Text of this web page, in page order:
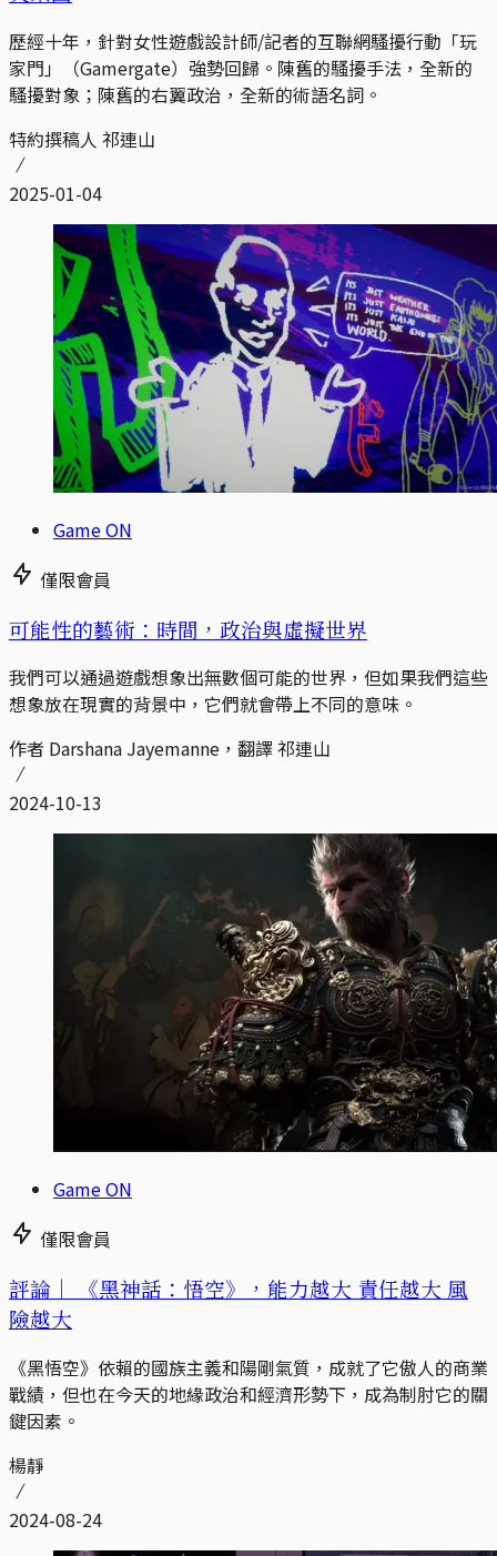
歷經十年，針對女性遊戲設計師/記者的互聯網騷擾行動「玩
家門」（Gamergate）強勢回歸。陳舊的騷擾手法，全新的
騷擾對象；陳舊的右翼政治，全新的術語名詞。
特約撰稿人 祁連山
2025-01-04
Game ON
僅限會員
可能性的藝術：時間，政治與虛擬世界
我們可以通過遊戲想象出無數個可能的世界，但如果我們這些
想象放在現實的背景中，它們就會帶上不同的意味。
作者 Darshana Jayemanne，翻譯 祁連山
2024-10-13
Game ON
僅限會員
評論｜
《黑神話：悟空》，能力越大 責任越大 風
險越大
《黑悟空》依賴的國族主義和陽剛氣質，成就了它傲人的商業
戰績，但也在今天的地緣政治和經濟形勢下，成為制肘它的關
鍵因素。
楊靜
2024-08-24